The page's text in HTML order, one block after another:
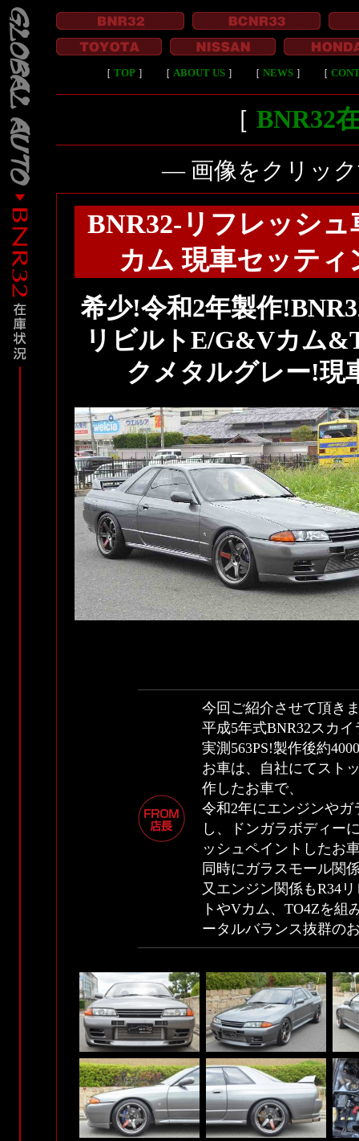
［ TOP］ ［ ABOUT US］ ［ NEWS］ ［
［ BNR32
― 画像をクリッ
BNR32-リフレッシ
カム 現車セッティ
希少!令和2年製作
リビルトE/G&Vカム
クメタルグレー!現
今回ご紹介させて頂き
平成5年式BNR32スカ
実測563PS!製作後約
お車は、自社にてスト
作したお車で、
令和2年にエンジンや
し、ドンガラボディー
ッシュペイントしたお
同時にガラスモール関
又エンジン関係もR34
トやVカム、TO4Zを組
ータルバランス抜群の